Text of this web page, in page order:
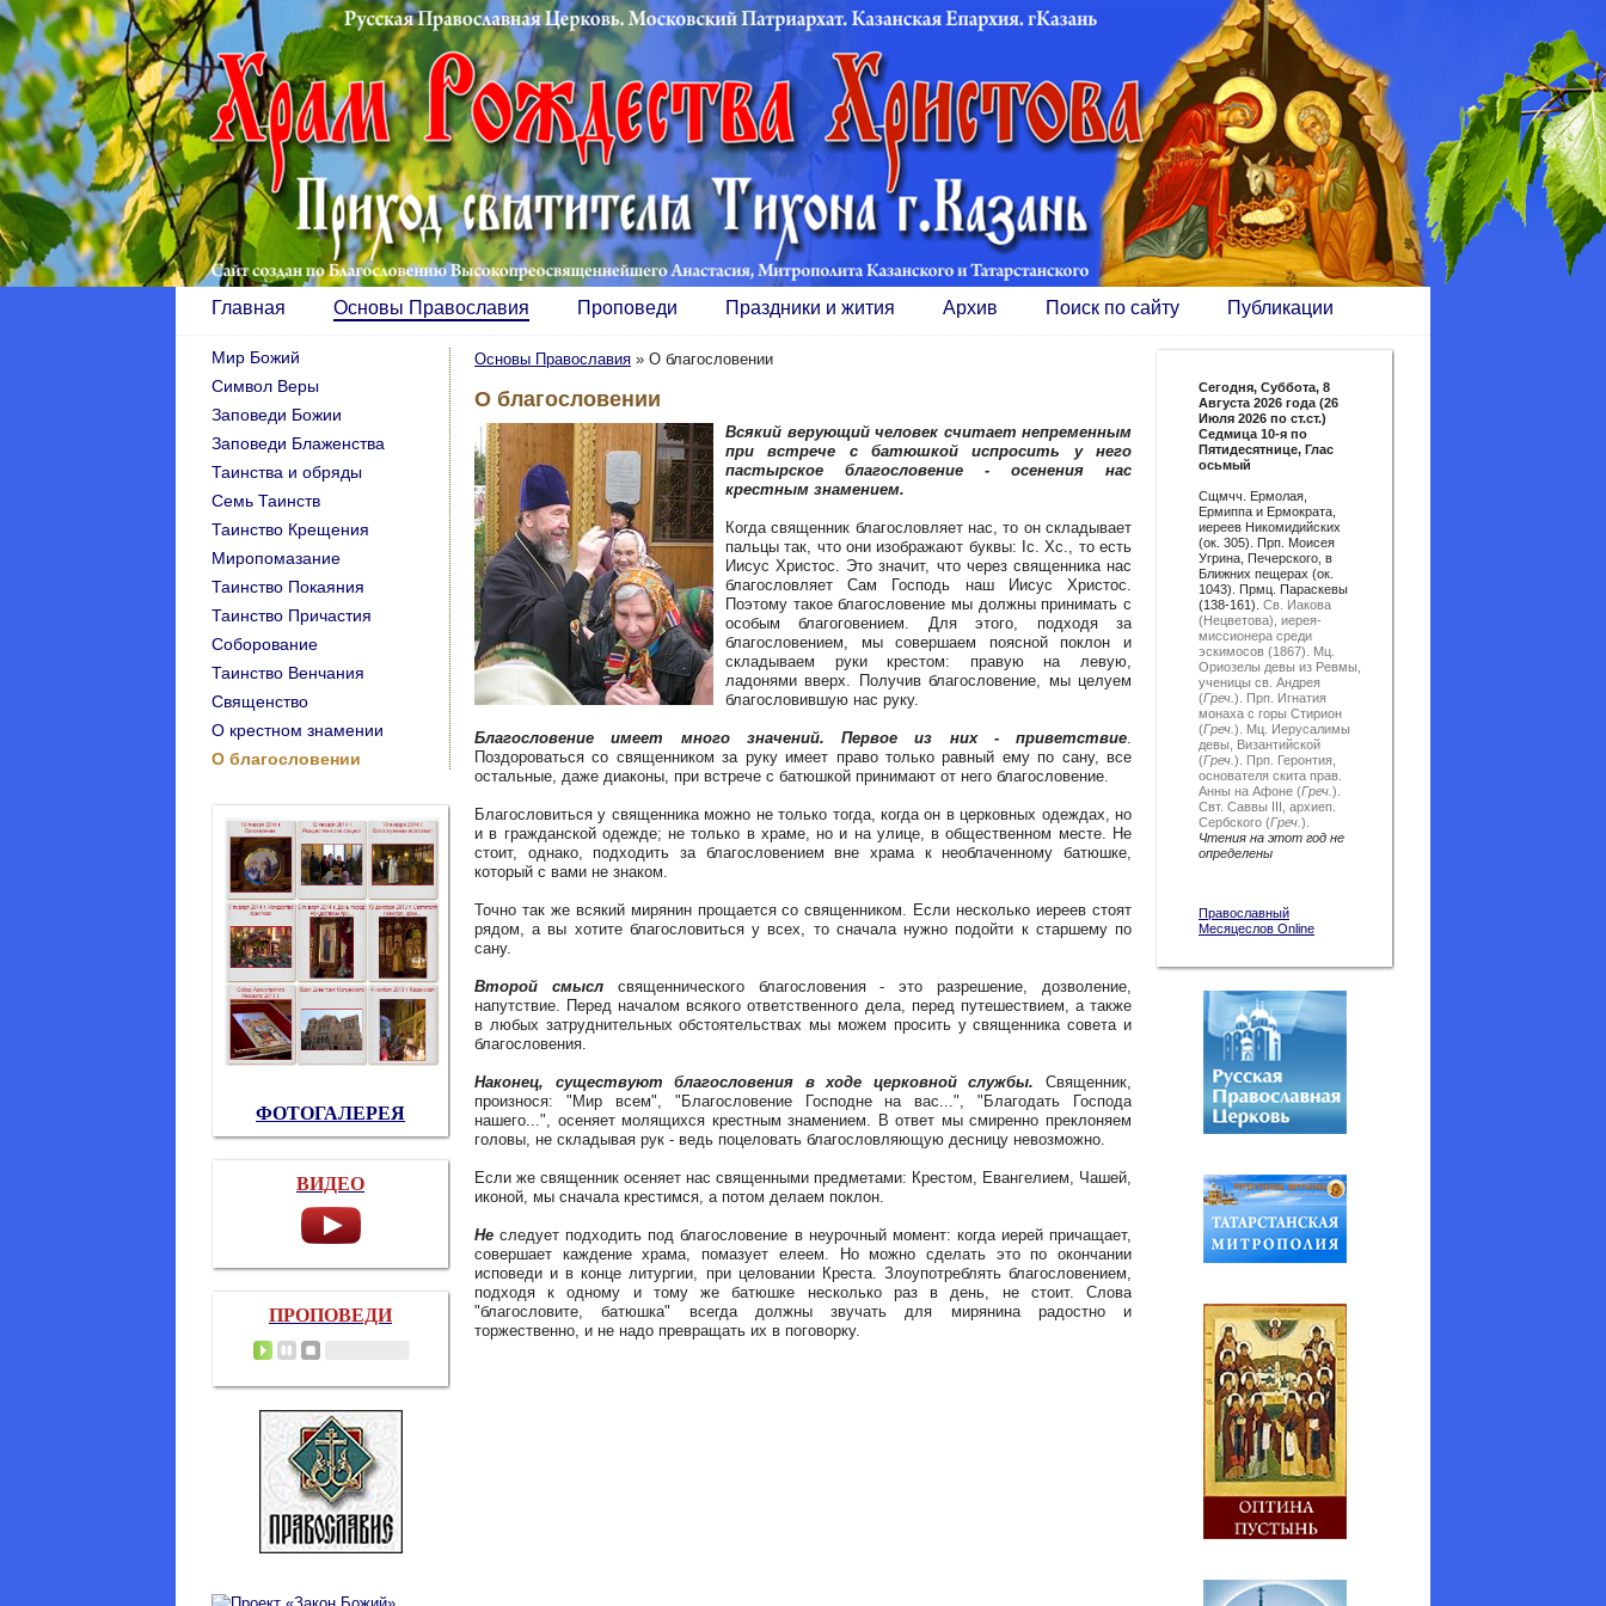
Главная Основы Православия Проповеди Праздники и жития Архив Поиск по сайту Публикации
Основы Православия » O благословении
O благословении
Всякий верующий человек считает непременным
при встрече с батюшкой испросить у него
пастырское благословение - осенения нас
крестным знамением.
Когда священник благословляет нас, то он складывает
пальцы так, что они изображают буквы: Ic. Xc., то есть
Иисус Христос. Это значит, что через священника нас
благословляет Сам Господь наш Иисус Христос.
Поэтому такое благословение мы должны принимать с
особым благоговением. Для этого, подходя за
благословением, мы совершаем поясной поклон и
складываем руки крестом: правую на левую,
ладонями вверх. Получив благословение, мы целуем
благословившую нас руку.
Благословение имеет много значений. Первое из них - приветствие.
Поздороваться со священником за руку имеет право только равный ему по сану, все
остальные, даже диаконы, при встрече с батюшкой принимают от него благословение.
Благословиться у священника можно не только тогда, когда он в церковных одеждах, но
и в гражданской одежде; не только в храме, но и на улице, в общественном месте. Не
стоит, однако, подходить за благословением вне храма к необлаченному батюшке,
который с вами не знаком.
Точно так же всякий мирянин прощается со священником. Если несколько иереев стоят
рядом, а вы хотите благословиться у всех, то сначала нужно подойти к старшему по
сану.
Второй смыслсвященнического благословения - это разрешение, дозволение,
напутствие. Перед началом всякого ответственного дела, перед путешествием, а также
в любых затруднительных обстоятельствах мы можем просить у священника совета и
благословения.
Наконец, существуют благословения в ходе церковной службы. Священник,
произнося: "Мир всем", "Благословение Господне на вас...", "Благодать Господа
нашего...", осеняет молящихся крестным знамением. В ответ мы смиренно преклоняем
головы, не складывая рук - ведь поцеловать благословляющую десницу невозможно.
Если же священник осеняет нас священными предметами: Крестом, Евангелием, Чашей,
иконой, мы сначала крестимся, а потом делаем поклон.
Неследует подходить под благословение в неурочный момент: когда иерей причащает,
совершает каждение храма, помазует елеем. Но можно сделать это по окончании
исповеди и в конце литургии, при целовании Креста. Злоупотреблять благословением,
подходя к одному и тому же батюшке несколько раз в день, не стоит. Слова
"благословите, батюшка" всегда должны звучать для мирянина радостно и
торжественно, и не надо превращать их в поговорку.
Мир Божий
Символ Веры
Заповеди Божии
Заповеди Блаженства
Таинства и обряды
Семь Таинств
Таинство Крещения
Миропомазание
Таинство Покаяния
Таинство Причастия
Соборование
Таинство Венчания
Священство
О крестном знамении
O благословении
ФОТОГАЛЕРЕЯ
ВИДЕО
ПРОПОВЕДИ
Сегодня, Суббота, 8
Августа 2026 года (26
Июля 2026 по ст.ст.)
Седмица 10-я по
Пятидесятнице, Глас
осьмый
Сщмчч. Ермолая,
Ермиппа и Ермократа,
иереев Никомидийских
(ок. 305). Прп. Моисея
Угрина, Печерского, в
Ближних пещерах (ок.
1043). Прмц. Параскевы
(138-161). Св. Иакова
(Нецветова), иерея-
миссионера среди
эскимосов (1867).
Мц.
Ориозелы девы из Ревмы,
ученицы св. Андрея
(Греч. ).
Прп. Игнатия
монаха с горы Стирион
(Греч. ).
Мц. Иерусалимы
девы, Византийской
(Греч. ).
Прп. Геронтия,
основателя скита прав.
Анны на Афоне (Греч. ).
Свт. Саввы III, архиеп.
Сербского (Греч. ).
Чтения на этот год не
определены
Православный
Месяцеслов Online